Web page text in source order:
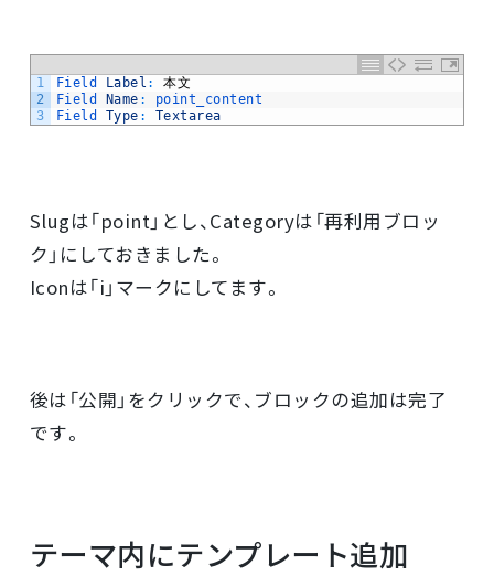
1
2
3
Field Label :
本文
Field Name :
point_content
Field Type : Textarea
Slugは「point」とし、Categoryは「再利用ブロッ
ク」にしておきました。
Iconは「i」マークにしてます。
後は「公開」をクリックで、ブロックの追加は完了
です。
テーマ内にテンプレート追加